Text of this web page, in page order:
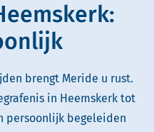
brengt Meride u rust.
in Heemskerk tot
persoonlijk begeleiden